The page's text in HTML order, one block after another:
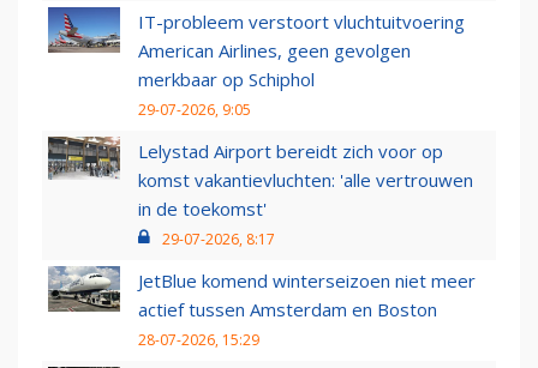
IT-probleem verstoort vluchtuitvoering
American Airlines, geen gevolgen
merkbaar op Schiphol
29-07-2026, 9:05
Lelystad Airport bereidt zich voor op
komst vakantievluchten: 'alle vertrouwen
in de toekomst'
29-07-2026, 8:17
JetBlue komend winterseizoen niet meer
actief tussen Amsterdam en Boston
28-07-2026, 15:29